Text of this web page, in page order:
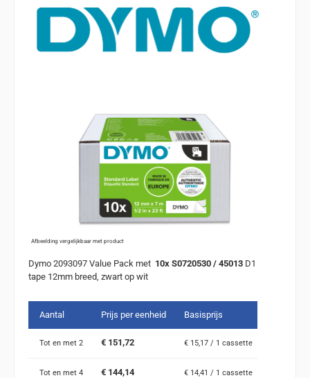
Afbeelding vergelijkbaar met product
Dymo 2093097 Value Pack met 10x S0720530 / 45013 D1
tape 12mm breed, zwart op wit
Aantal Prijs per eenheid Basisprijs
Tot en met 2 € 151,72 € 15,17 / 1 cassette
Tot en met 4 € 144,14 € 14,41 / 1 cassette